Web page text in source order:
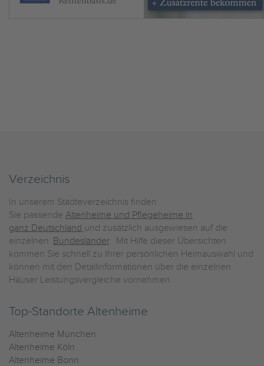
Verzeichnis
In unserem Städteverzeichnis finden
Sie passende Altenheime und Pflegeheime in
ganz Deutschland und zusätzlich ausgewiesen auf die
einzelnen Bundesländer. Mit Hilfe dieser Übersichten
kommen Sie schnell zu Ihrer persönlichen Heimauswahl und
können mit den Detailinformationen über die einzelnen
Häuser Leistungsvergleiche vornehmen.
Top-Standorte Altenheime
Altenheime München
Altenheime Köln
Altenheime Bonn